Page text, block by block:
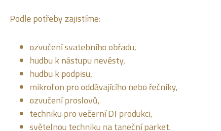
Podle potřeby zajistíme:
ozvučení svatebního obřadu,
hudbu k nástupu nevěsty,
hudbu k podpisu,
mikrofon pro oddávajícího nebo řečníky,
ozvučení proslovů,
techniku pro večerní DJ produkci,
světelnou techniku na taneční parket.